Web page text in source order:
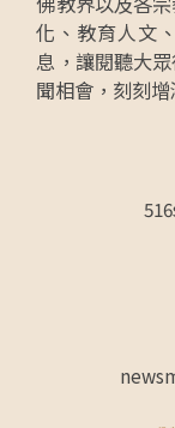
化、教育人文
息，讓閱聽大
聞相會，刻刻